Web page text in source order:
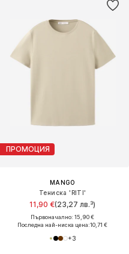
ПРОМОЦИЯ
MANGO
Тениска 'RITI'
11,90 €(23,27 лв.³)
Първоначално: 15,90 €
Последна най-ниска цена:10,71 €
+3